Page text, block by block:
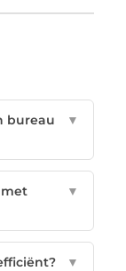
bureau
▼
▼
▼